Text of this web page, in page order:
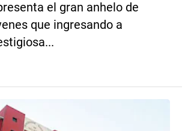
el gran anhelo de
que ingresando a